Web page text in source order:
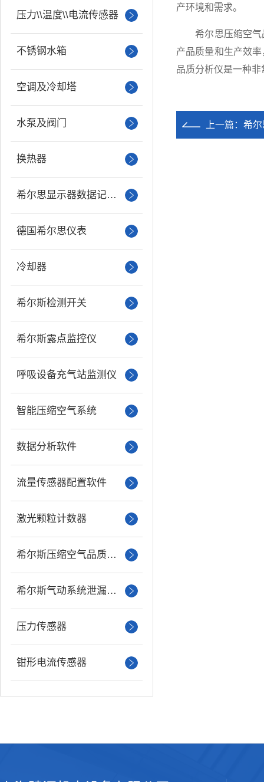
压力\\温度\\电流传感器
不锈钢水箱
空调及冷却塔
水泵及阀门
换热器
希尔思显示器数据记录仪
德国希尔思仪表
冷却器
希尔斯检测开关
希尔斯露点监控仪
呼吸设备充气站监测仪
智能压缩空气系统
数据分析软件
流量传感器配置软件
激光颗粒计数器
希尔斯压缩空气品质分析仪
希尔斯气动系统泄漏检测仪
压力传感器
钳形电流传感器
产环境和需求。
希尔思压缩空气品
产品质量和生产效
品质分析仪是一种
上一篇： 希